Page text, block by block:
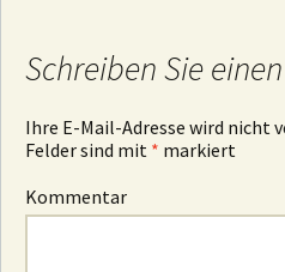
Schreiben Sie
Ihre E-Mail-Adresse wird nicht
Felder sind mit * markiert
Kommentar